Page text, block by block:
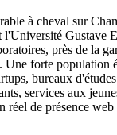
à cheval sur
l'Université Gustave
près de la
Une forte population
bureaux
services aux
réel de présence